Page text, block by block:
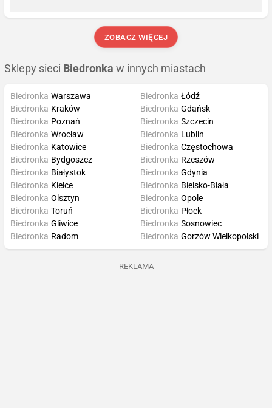
ZOBACZ WIĘCEJ
Sklepy sieci Biedronka w innych miastach
Biedronka Warszawa
Biedronka Kraków
Biedronka Poznań
Biedronka Wrocław
Biedronka Łódź
Biedronka Gdańsk
Biedronka Szczecin
Biedronka Lublin
Biedronka Katowice
Biedronka Bydgoszcz
Biedronka Białystok
Biedronka Kielce
Biedronka Częstochowa
Biedronka Rzeszów
Biedronka Gdynia
Biedronka Bielsko-Biała
Biedronka Olsztyn
Biedronka Toruń
Biedronka Gliwice
Biedronka Radom
Biedronka Opole
Biedronka Płock
Biedronka Sosnowiec
Biedronka Gorzów Wielkopolski
REKLAMA